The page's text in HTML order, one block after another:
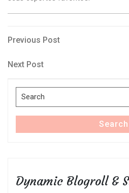
Post
navigation
Previous
Previous Post
Next
Next Post
Search
for:
Search
Dynamic Blogroll &